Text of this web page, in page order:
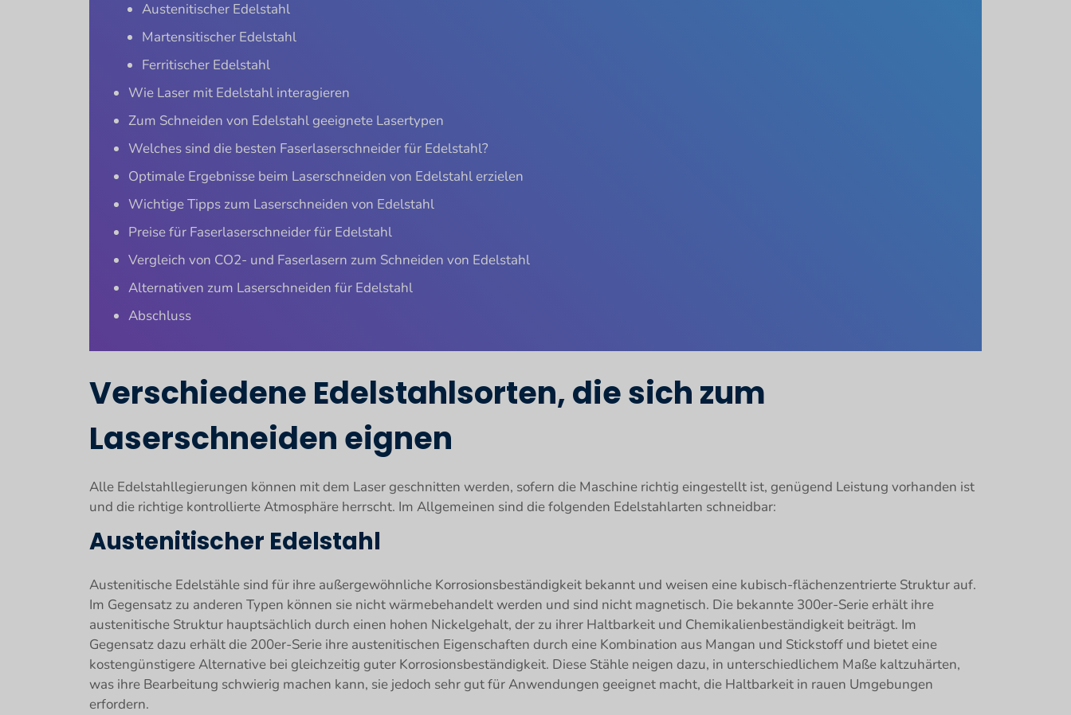
Austenitischer Edelstahl
Martensitischer Edelstahl
Ferritischer Edelstahl
Wie Laser mit Edelstahl interagieren
Zum Schneiden von Edelstahl geeignete Lasertypen
Welches sind die besten Faserlaserschneider für Edelstahl?
Optimale Ergebnisse beim Laserschneiden von Edelstahl erzielen
Wichtige Tipps zum Laserschneiden von Edelstahl
Preise für Faserlaserschneider für Edelstahl
Vergleich von CO2- und Faserlasern zum Schneiden von Edelstahl
Alternativen zum Laserschneiden für Edelstahl
Abschluss
Verschiedene Edelstahlsorten, die sich zum
Laserschneiden eignen
Alle Edelstahllegierungen können mit dem Laser geschnitten werden, sofern die Maschine richtig eingestellt ist, genügend Leistung vorhanden ist
und die richtige kontrollierte Atmosphäre herrscht. Im Allgemeinen sind die folgenden Edelstahlarten schneidbar:
Austenitischer Edelstahl
Austenitische Edelstähle sind für ihre außergewöhnliche Korrosionsbeständigkeit bekannt und weisen eine kubisch-flächenzentrierte Struktur auf.
Im Gegensatz zu anderen Typen können sie nicht wärmebehandelt werden und sind nicht magnetisch. Die bekannte 300er-Serie erhält ihre
austenitische Struktur hauptsächlich durch einen hohen Nickelgehalt, der zu ihrer Haltbarkeit und Chemikalienbeständigkeit beiträgt. Im
Gegensatz dazu erhält die 200er-Serie ihre austenitischen Eigenschaften durch eine Kombination aus Mangan und Stickstoff und bietet eine
kostengünstigere Alternative bei gleichzeitig guter Korrosionsbeständigkeit. Diese Stähle neigen dazu, in unterschiedlichem Maße kaltzuhärten,
was ihre Bearbeitung schwierig machen kann, sie jedoch sehr gut für Anwendungen geeignet macht, die Haltbarkeit in rauen Umgebungen
erfordern.